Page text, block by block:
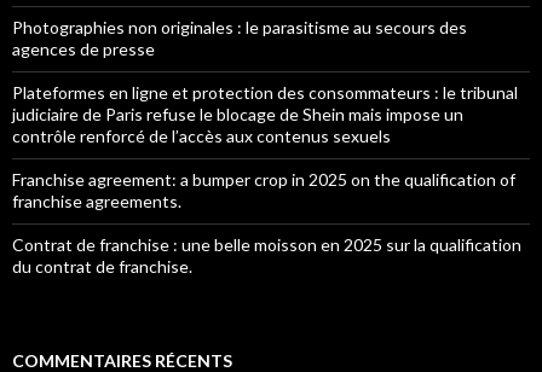
Photographies non originales : le parasitisme au secours des
agences de presse
Plateformes en ligne et protection des consommateurs : le tribunal
judiciaire de Paris refuse le blocage de Shein mais impose un
contrôle renforcé de l’accès aux contenus sexuels
Franchise agreement: a bumper crop in 2025 on the qualification of
franchise agreements.
Contrat de franchise : une belle moisson en 2025 sur la qualification
du contrat de franchise.
COMMENTAIRES RÉCENTS